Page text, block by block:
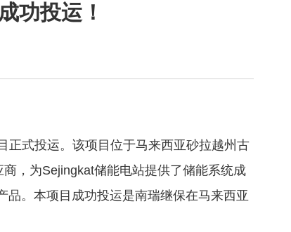
功投运！
式投运。该项目位于马来西亚砂拉越州古
，为Sejingkat储能电站提供了储能系统成
。本项目成功投运是南瑞继保在马来西亚